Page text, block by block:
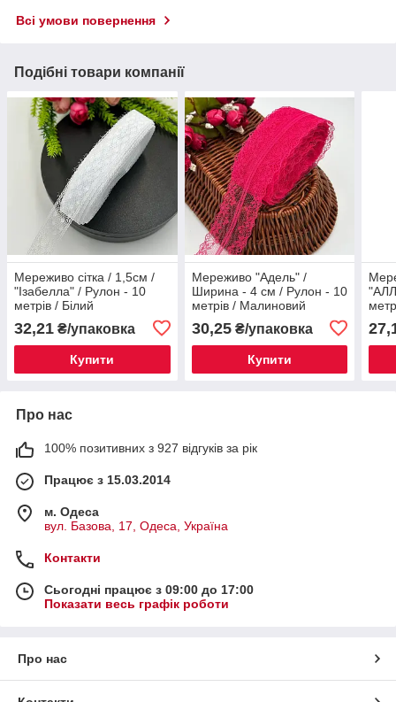
Всі умови повернення
Подібні товари компанії
Мереживо сітка / 1,5см /
"Ізабелла" / Рулон - 10
метрів / Білий
32,21 ₴/упаковка
Купити
Мереживо "Адель" /
Ширина - 4 см / Рулон - 10
метрів / Малиновий
30,25₴/упаковка
Купити
Про нас
100% позитивних з 927 відгуків за рік
Працює з 15.03.2014
м. Одеса
вул. Базова, 17, Одеса, Україна
Контакти
Сьогодні працює з 09:00 до 17:00
Показати весь графік роботи
Про нас